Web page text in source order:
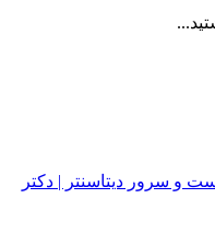
و سرور دیتاسنتر | دکتر